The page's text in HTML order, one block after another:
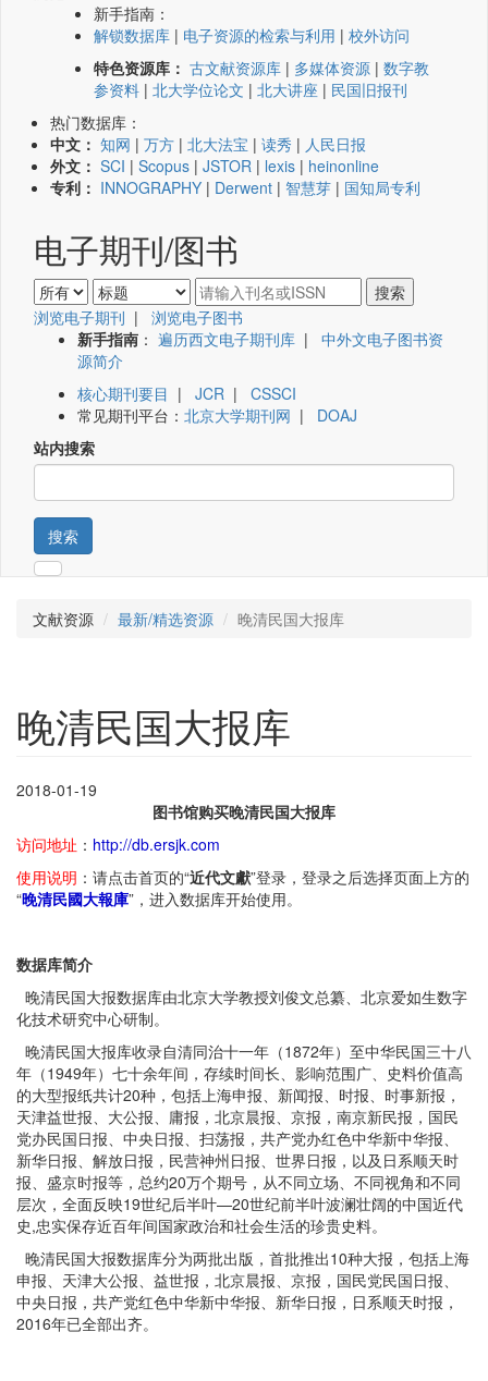
新手指南：
解锁数据库 | 电子资源的检索与利用 | 校外访问
特色资源库： 古文献资源库 | 多媒体资源 | 数字教
参资料 | 北大学位论文 | 北大讲座 | 民国旧报刊
热门数据库：
中文： 知网 | 万方 | 北大法宝 | 读秀 | 人民日报
外文： SCI | Scopus | JSTOR | lexis | heinonline
专利： INNOGRAPHY | Derwent | 智慧芽 | 国知局专利
电子期刊/图书
浏览电子期刊 | 浏览电子图书
新手指南 ： 遍历西文电子期刊库 | 中外文电子图书资
源简介
核心期刊要目 | JCR | CSSCI
常见期刊平台： 北京大学期刊网 | DOAJ
站内搜索
搜索
文献资源 最新/精选资源 晚清民国大报库
晚清民国大报库
2018-01-19
图书馆购买晚清民国大报库
访问地址 ： http://db.ersjk.com
使用说明 ：请点击首页的“近代文獻”登录，登录之后选择页面上方的
“晚清民國大報庫”，进入数据库开始使用。
数据库简介
晚清民国大报数据库由北京大学教授刘俊文总纂、北京爱如生数字
化技术研究中心研制。
晚清民国大报库收录自清同治十一年（1872年）至中华民国三十八
年（1949年）七十余年间，存续时间长、影响范围广、史料价值高
的大型报纸共计20种，包括上海申报、新闻报、时报、时事新报，
天津益世报、大公报、庸报，北京晨报、京报，南京新民报，国民
党办民国日报、中央日报、扫荡报，共产党办红色中华新中华报、
新华日报、解放日报，民营神州日报、世界日报，以及日系顺天时
报、盛京时报等，总约20万个期号，从不同立场、不同视角和不同
层次，全面反映19世纪后半叶—20世纪前半叶波澜壮阔的中国近代
史,忠实保存近百年间国家政治和社会生活的珍贵史料。
晚清民国大报数据库分为两批出版，首批推出10种大报，包括上海
申报、天津大公报、益世报，北京晨报、京报，国民党民国日报、
中央日报，共产党红色中华新中华报、新华日报，日系顺天时报，
2016年已全部出齐。